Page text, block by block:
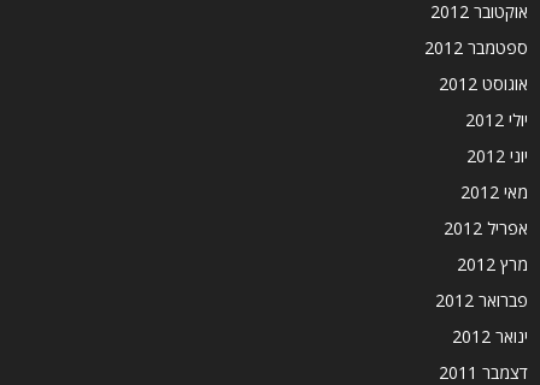
אוקטובר 2012
ספטמבר 2012
אוגוסט 2012
יולי 2012
יוני 2012
מאי 2012
אפריל 2012
מרץ 2012
פברואר 2012
ינואר 2012
דצמבר 2011